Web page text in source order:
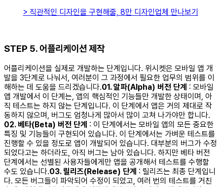
> 직관적인 디자인을 구현해줄, 8만 디자인업체 만나보기
STEP 5. 어플리케이션 제작
어플리케이션을 실제로 개발하는 단계입니다. 위시켓은 모바일 앱 개
발을 3단계로 나눠서, 여러분이 그 과정에서 필요한 업무의 범위를 이
해하는 데 도움을 드리겠습니다. ​01. 알파(Alpha) 버전 단계 : 모바일
앱 개발에서 이 단계는, 앱의 핵심적인 기능들만 개발한 상태이며, 아
직 테스트는 하지 않는 단계입니다. 이 단계에서 앱은 거의 제대로 작
동하지 않으며, 버그도 엄청나게 많아서 많이 고쳐 나가야만 합니다. ​
02. 베타(Beta) 버전 단계 : 이 단계에서는 모바일 앱의 모든 중요한
특징 및 기능들이 구현되어 있습니다. 이 단계에서는 가벼운 테스트를
진행할 수 있을 정도로 앱이 개발되어 있습니다. 대부분의 버그가 수정
되었다고는 하더라도, 아직 버그는 남아 있습니다. 하지만 베타 버전
단계에서는 선별된 사용자들에게만 앱을 공개해서 테스트를 수행할
수도 있습니다. ​03. 릴리즈(Release) 단계 : 릴리즈는 최종 단계입니
다. 모든 버그들이 파악되어 수정이 되었고, 여러 번의 테스트를 거친